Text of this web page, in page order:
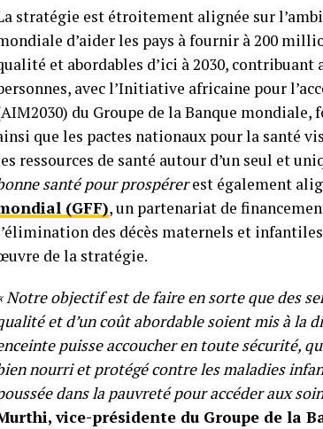
stratégie est étroitement alignée sur
d’aider les pays à fournir à 200
et abordables d’ici à 2030,
avec l’Initiative africaine pour
du Groupe de la Banque
que les pactes nationaux pour la santé
ressources de santé autour d’un seul et
santé pour prospérerest également
(GFF), un partenariat de
des décès maternels et
de la stratégie.
Notre objectif est de faire en sorte que des
et d’un coût abordable soient mis à la
puisse accoucher en toute sécurité,
nourri et protégé contre les maladies
dans la pauvreté pour accéder aux
vice-présidente du Groupe de la